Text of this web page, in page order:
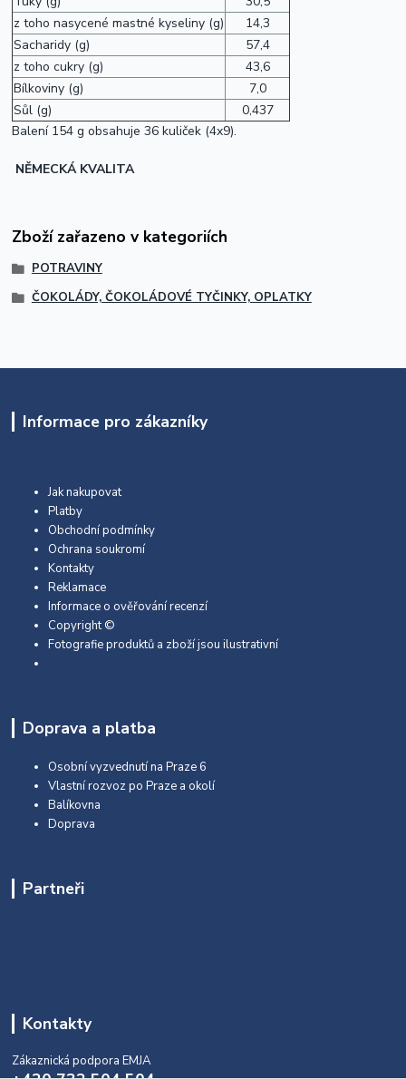
z toho nasycené mastné kyseliny (g)
14,3
Sacharidy (g)
57,4
z toho cukry (g)
43,6
Bílkoviny (g)
7,0
Sůl (g)
0,437
Balení 154 g obsahuje 36 kuliček (4x9).
NĚMECKÁ KVALITA
Zboží zařazeno v kategoriích
POTRAVINY
ČOKOLÁDY, ČOKOLÁDOVÉ TYČINKY, OPLATKY
Informace pro zákazníky
Jak nakupovat
Platby
Obchodní podmínky
Ochrana soukromí
Kontakty
Reklamace
Informace o ověřování recenzí
Copyright ©
Fotografie produktů a zboží jsou ilustrativní
Doprava a platba
Osobní vyzvednutí na Praze 6
Vlastní rozvoz po Praze a okolí
Balíkovna
Doprava
Partneři
Kontakty
Zákaznická podpora EMJA